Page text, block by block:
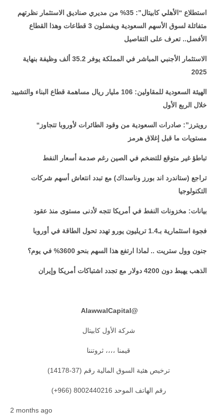
استطلاع “الأهلي كابيتال”: 35% من مديري صناديق الاستثمار نظرتهم
متفائلة لسوق الأسهم السعودية ويفضلون 3 قطاعات وهذا القطاع
الأفضل.. تعرف على التفاصيل
الاستثمار الأجنبي المباشر في المملكة يوفر 35.2 ألف وظيفة بنهاية
2025
الهيئة السعودية للمقاولين: 106 مليار ريال مساهمة قطاع البناء والتشييد
خلال الربع الأول
“رويترز”: صادرات السعودية من وقود الطائرات لأوروبا تتجاوز
مستويات ما قبل إغلاق هرمز
تباطؤ غير متوقع للتضخم في الصين رغم صدمة أسعار النفط
تراجع (ستاندرد اند بورز وناسداك) مع تبدد انتعاش أسهم شركات
التكنولوجيا
بيانات: مخزونات النفط في أمريكا تتجه لأدنى مستوى منذ عقود
فجوة استثمارية بـ1.4 تريليون يورو تهدد تحول الطاقة في أوروبا
جنون وول ستريت .. لماذا ارتفع هذا السهم بنحو 3600% في يوم؟
الذهب يهبط دون 4200 دولار مع تجدد اشتباكات أمريكا وإيران
AlawwalCapital@
شركة الأول كابيتال
قيمنا ،،،، ثروتننا
ترخيص هئية السوق المالية رقم (37-14178)
رقم الهاتف الموحد 8002440216 (966+)
2 months ago